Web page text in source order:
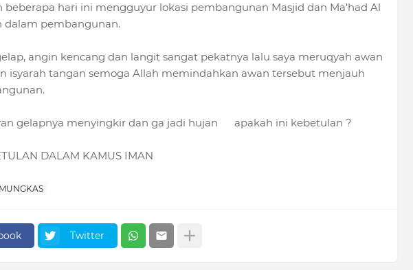
beberapa hari ini mengguyur lokasi pembangunan Masjid dan Ma'had Al
dalam pembangunan.
angin kencang dan langit sangat pekatnya lalu saya meruqyah awan
isyarah tangan semoga Allah memindahkan awan tersebut menjauh
gelapnya menyingkir dan ga jadi hujan apakah ini kebetulan ?
DALAM KAMUS IMAN
Twitter